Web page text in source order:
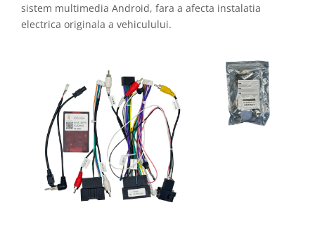
sistem multimedia Android, fara a afecta instalatia
electrica originala a vehiculului.